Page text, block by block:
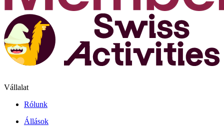
Vállalat
Rólunk
Állások